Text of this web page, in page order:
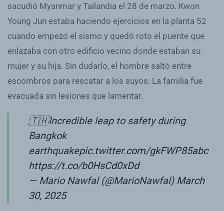
sacudió Myanmar y Tailandia el 28 de marzo. Kwon
Young Jun estaba haciendo ejercicios en la planta 52
cuando empezó el sismo y quedó roto el puente que
enlazaba con otro edificio vecino donde estaban su
mujer y su hija. Sin dudarlo, el hombre saltó entre
escombros para rescatar a los suyos. La familia fue
evacuada sin lesiones que lamentar.
🇹🇭Incredible leap to safety during
Bangkok
earthquakepic.twitter.com/gkFWP85abc
https://t.co/b0HsCd0xDd
— Mario Nawfal (@MarioNawfal) March
30, 2025